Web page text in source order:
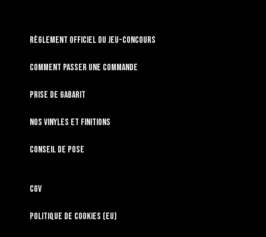
RÈGLEMENT OFFICIEL DU JEU-CONCOURS
Comment passer une commande
Prise de gabarit
Nos vinyles et finitions
Conseil de pose
CGV
Politique de cookies (EU)